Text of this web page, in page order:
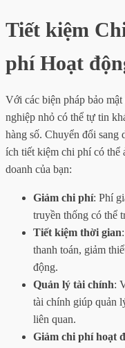
Tiết kiệm
phí Hoạt
Với các biện pháp bảo
nghiệp nhỏ có thể tự tin
hàng số. Chuyển đổi sang
ích tiết kiệm chi phí có thể
doanh của bạn:
Giảm chi phí: Phí
truyền thống có thể
Tiết kiệm thời gian
thanh toán, giảm
động.
Quản lý tài chính:
tài chính giúp quản
liên quan.
Giảm chi phí hoạt